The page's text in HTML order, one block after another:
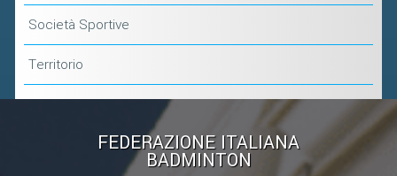
Società Sportive
Territorio
FEDERAZIONE ITALIANA
BADMINTON